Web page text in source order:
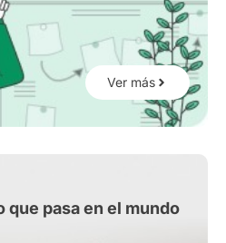
Ver más
que pasa en el mundo